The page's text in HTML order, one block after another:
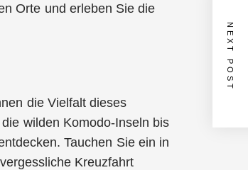
Orte und erleben Sie die
die Vielfalt dieses
wilden Komodo-Inseln bis
Tauchen Sie ein in
Kreuzfahrt
NEXT POST